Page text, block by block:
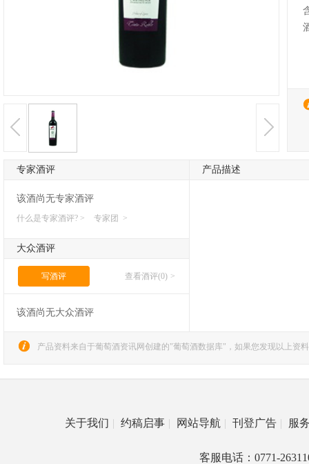
专家酒评
该酒尚无专家酒评
什么是专家酒评? > 专家团 >
大众酒评
写酒评 >
查看酒评(0)
该酒尚无大众酒评
产品描述
产品资料来自于葡萄酒资讯网创建的"葡萄酒数据库"，如果您发现以上资
关于我们 | 约稿启事 | 网站导航 | 刊登广告 | 服
客服电话：0771-